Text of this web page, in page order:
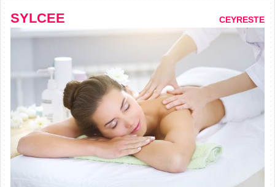
SYLCEE CEYRESTE